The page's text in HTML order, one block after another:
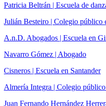
Patricia Beltrán | Escuela de
Julián Besteiro | Colegio público
A.n.D. Abogados | Escuela en
Navarro Gómez | Abogado
Cisneros | Escuela en Santander
Almería Integra | Colegio
Juan Fernando Hernández